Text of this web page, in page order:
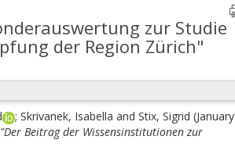
zur Studie
der Region Zürich"
; Skrivanek, Isabella and Stix, Sigrid (January
Beitrag der Wissensinstitutionen zur